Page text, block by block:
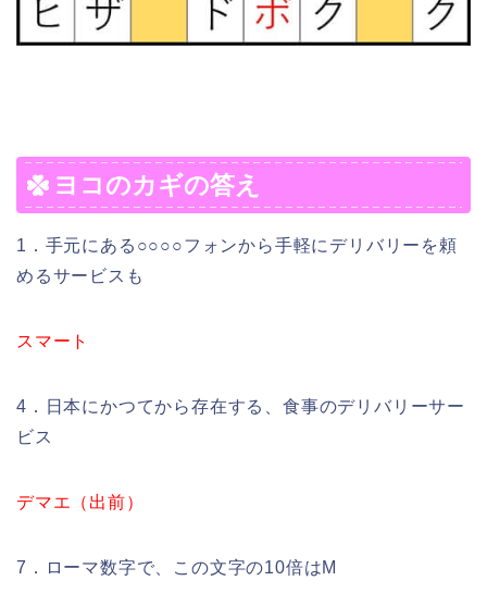
ヨコのカギの答え
1．手元にある○○○○フォンから手軽にデリバリーを頼
めるサービスも
スマート
4．日本にかつてから存在する、食事のデリバリーサー
ビス
デマエ（出前）
7．ローマ数字で、この文字の10倍はM